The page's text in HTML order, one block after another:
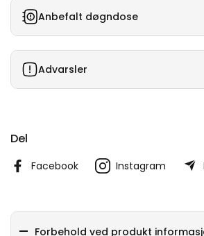
Anbefalt døgndose
Advarsler
Del
Facebook Instagram
Forbehold ved produkt